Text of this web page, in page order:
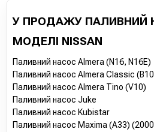
У ПРОДАЖУ ПАЛИВНИЙ
МОДЕЛІ NISSAN
Паливний насос Almera (N16, N16E)
Паливний насос Almera Classic
Паливний насос Almera Tino (V10)
Паливний насос Juke
Паливний насос Kubistar
Паливний насос Maxima (A33)